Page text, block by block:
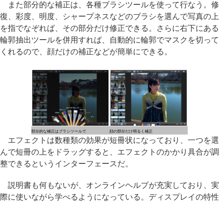
また部分的な補正は、各種ブラシツールを使って行なう。修
復、彩度、明度、シャープネスなどのブラシを選んで写真の上
を指でなぞれば、その部分だけ修正できる。さらに右下にある
輪郭抽出ツールを併用すれば、自動的に輪郭でマスクを切って
くれるので、顔だけの補正などが簡単にできる。
部分的な補正はブラシツールで 顔の部分だけ明るく補正
エフェクトは数種類の効果が短冊状になっており、一つを選
んで短冊の上をドラッグすると、エフェクトのかかり具合が調
整できるというインターフェースだ。
説明書も何もないが、オンラインヘルプが充実しており、実
際に使いながら学べるようになっている。ディスプレイの特性